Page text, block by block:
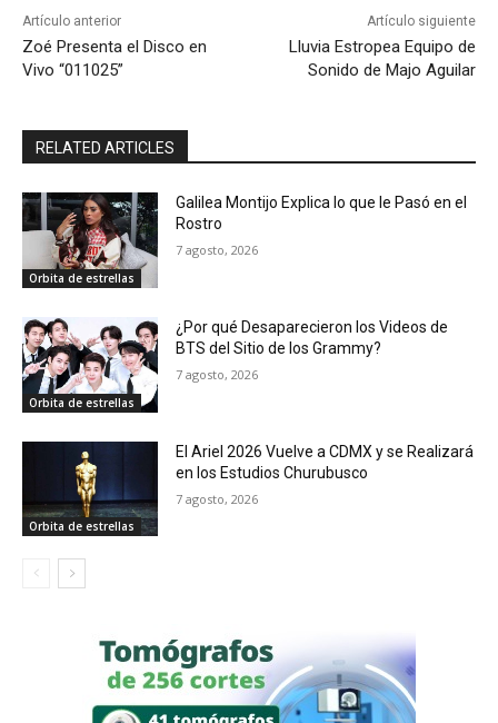
Artículo anterior
Zoé Presenta el Disco en
Vivo “011025”
Artículo siguiente
Lluvia Estropea Equipo de
Sonido de Majo Aguilar
RELATED ARTICLES
Orbita de estrellas
Galilea Montijo Explica lo que le Pasó en el
Rostro
7 agosto, 2026
Orbita de estrellas
¿Por qué Desaparecieron los Videos de
BTS del Sitio de los Grammy?
7 agosto, 2026
Orbita de estrellas
El Ariel 2026 Vuelve a CDMX y se Realizará
en los Estudios Churubusco
7 agosto, 2026